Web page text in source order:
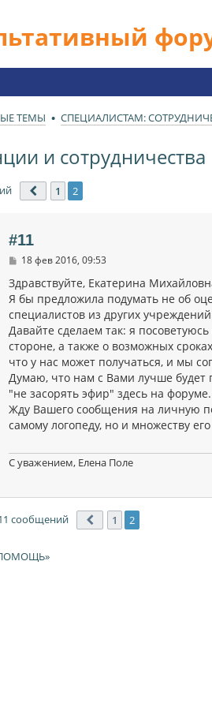
ТЕМЫ СПЕЦИАЛИСТАМ:
и сотрудничества
Пред.
1 2
#11
С
о
б
щ
е
н
и
е
18 фев 2016, 09:53
Здравствуйте, Екатерина
Я бы предложила подумать не об
специалистов из других
Давайте сделаем так: я
стороне, а также о возможных
что у нас может получаться, и мы
Думаю, что нам с Вами лучше будет
"не засорять эфир" здесь на
Жду Вашего сообщения на личную
самому логопеду, но и множеству его
С уважением, Елена Поле
сообщений Пред.
1 2
ПОМОЩЬ»